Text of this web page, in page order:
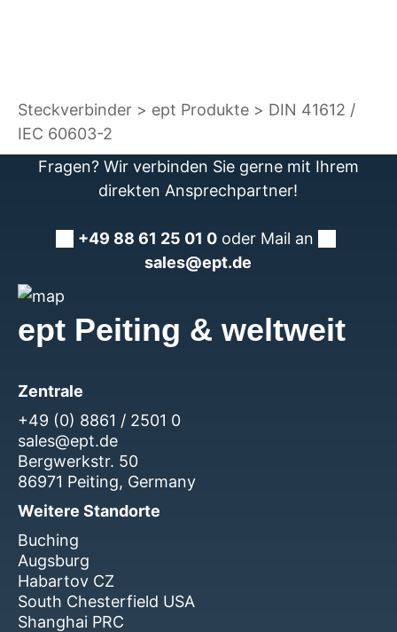
Steckverbinder ept Produkte
DIN 41612 /
IEC 60603-2
Fragen? Wir verbinden Sie gerne mit Ihrem
direkten Ansprechpartner!
+49 88 61 25 01 0 oder Mail an
sales@ept.de
ept Peiting & weltweit
Zentrale
+49 (0) 8861 / 2501 0
sales@ept.de
Bergwerkstr. 50
86971 Peiting, Germany
Weitere Standorte
Buching
Augsburg
Habartov CZ
South Chesterfield USA
Shanghai PRC